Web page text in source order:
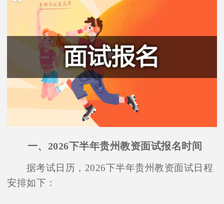
一、2026下半年贵州教资面试报名时间
据考试日历，2026下半年贵州教资面试日程
安排如下：